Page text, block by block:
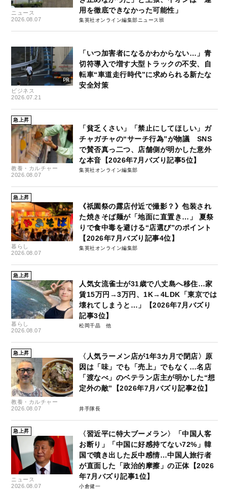
ニュース
2026.08.07
用を徹底できなかった可能性」
集英社オンライン編集部ニュース班
ビジネス
2026.07.21
「いつ加害者になるかわからない…」青
切符導入で増す大型トラックの不安、自
転車“車道走行時代”に求められる新たな
安全対策
急上昇
教養・カルチャー
2026.08.07
「貧乏くさい」「禁止にしてほしい」ガ
チャガチャの“サーチ行為”が物議 SNS
で賛否真っ二つ、店舗側が明かした意外
な本音【2026年7月バズり記事5位】
集英社オンライン編集部
急上昇
暮らし
2026.08.07
《祇園祭の露店付近で撮影？》包装され
た焼きそば麺が「地面に直置き…」 夏祭
りで食中毒を避ける“店選び”のポイント
【2026年7月バズり記事4位】
集英社オンライン編集部
急上昇
暮らし
2026.08.07
人気女流雀士が31歳で八丈島へ移住…家
賃15万円→3万円、1K→4LDK「東京では
壊れてしまうと…」【2026年7月バズり
記事3位】
松岡千晶
急上昇
教養・カルチャー
2026.08.07
〈人気ラーメン店が1年3カ月で閉店〉原
因は「味」でも「売上」でもなく…名店
「渡なべ」のベテラン店主が明かした“想
定外の敵”【2026年7月バズり記事2位】
井手隊長
急上昇
ニュース
2026.08.07
〈習近平に特大ブーメラン〉「中国人客
お断り」「中国に好感持てない72%」韓
国で噴き出した反中感情…中国人旅行者
が直面した「政治的摩擦」の正体【2026
年7月バズり記事1位】
小倉健一